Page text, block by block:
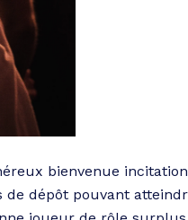
bienvenue
dépôt pouvant